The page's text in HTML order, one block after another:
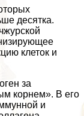
десятка.
клеток и
за
корнем». В его
и